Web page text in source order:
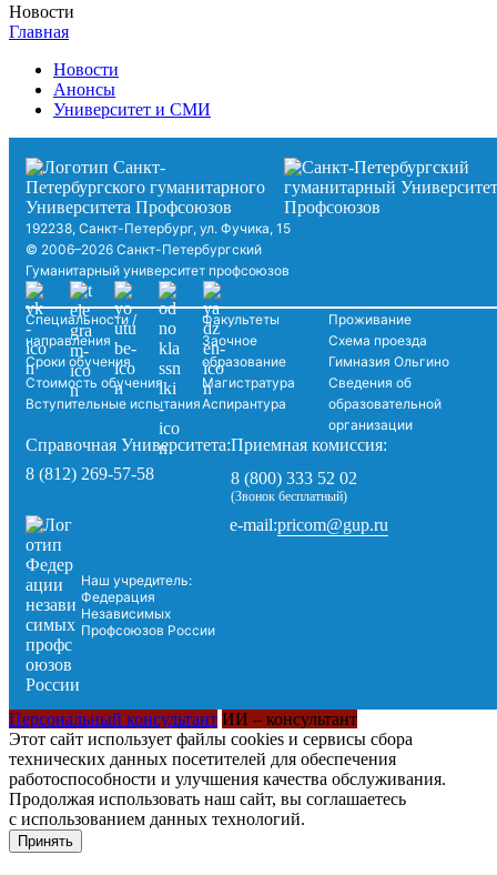
Новости
Главная
Новости
Анонсы
Университет и СМИ
192238, Санкт-Петербург, ул. Фучика, 15
© 2006–2026 Санкт-Петербургский
Гуманитарный университет профсоюзов
Специальности /
направления
Сроки обучения
Стоимость обучения
Вступительные испытания
Факультеты
Заочное
образование
Магистратура
Аспирантура
Проживание
Схема проезда
Гимназия Ольгино
Сведения об
образовательной
организации
Справочная Университета:
8 (812) 269-57-58
Приемная комиссия:
8 (800) 333 52 02
(Звонок бесплатный)
Наш учредитель:
Федерация
Независимых
Профсоюзов России
e-mail:pricom@gup.ru
Персональный консультант ИИ – консультант
Этот сайт использует файлы cookies и сервисы сбора
технических данных посетителей для обеспечения
работоспособности и улучшения качества обслуживания.
Продолжая использовать наш сайт, вы соглашаетесь
с использованием данных технологий.
Принять